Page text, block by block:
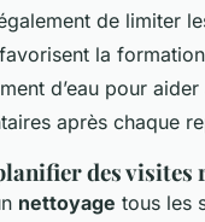
de limiter
la
d’eau pour
après chaque
des visites
nettoyage tous les